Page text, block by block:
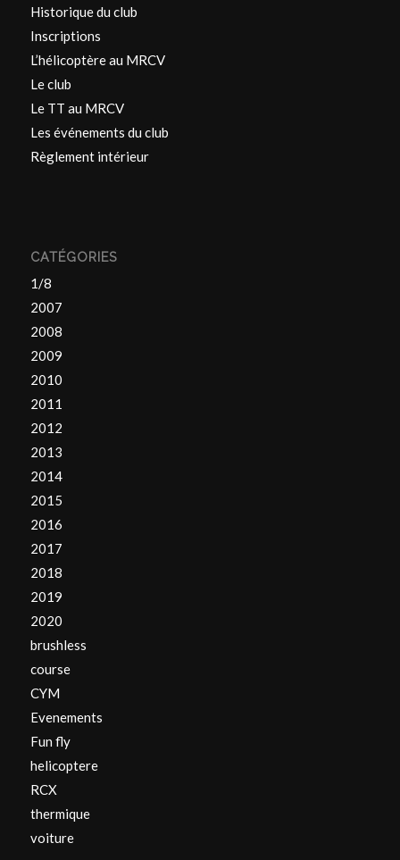
Historique du club
Inscriptions
L’hélicoptère au MRCV
Le club
Le TT au MRCV
Les événements du club
Règlement intérieur
CATÉGORIES
1/8
2007
2008
2009
2010
2011
2012
2013
2014
2015
2016
2017
2018
2019
2020
brushless
course
CYM
Evenements
Fun fly
helicoptere
RCX
thermique
voiture